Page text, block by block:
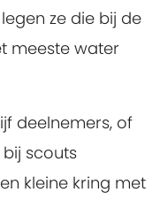
ze die bij de
meeste water
deelnemers, of
scouts
kleine kring met